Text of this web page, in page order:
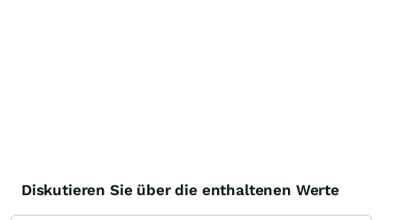
Diskutieren Sie über die enthaltenen Werte